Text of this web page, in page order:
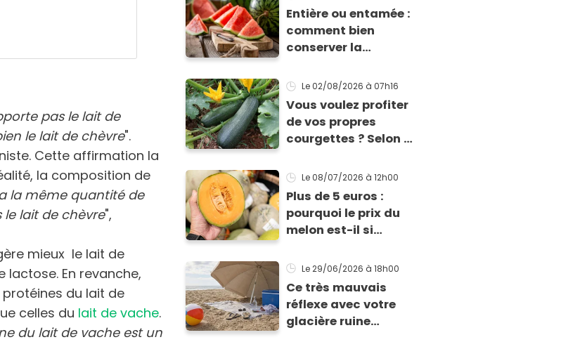
pas le lait de
le lait de chèvre".
Cette affirmation la
la composition de
la même quantité de
lait de chèvre",
mieux le lait de
lactose. En revanche,
du lait de
celles du lait de vache.
du lait de vache est un
Entière ou entamée :
comment bien
conserver la
Le 02/08/2026 à 07h16
Vous voulez profiter
de vos propres
courgettes ? Selon ce
temps de les planter
pour les récolter dès
la fin de l’été !
Le 08/07/2026 à 12h00
Plus de 5 euros :
pourquoi le prix du
melon est-il si
début de saison
estivale ?
Le 29/06/2026 à 18h00
Ce très mauvais
réflexe avec votre
glacière ruine